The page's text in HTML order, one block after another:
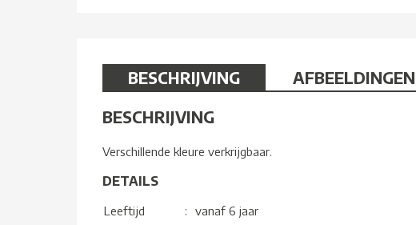
BESCHRIJVING AFBEELDINGEN
BESCHRIJVING
Verschillende kleure verkrijgbaar.
DETAILS
Leeftijd :
vanaf 6 jaar